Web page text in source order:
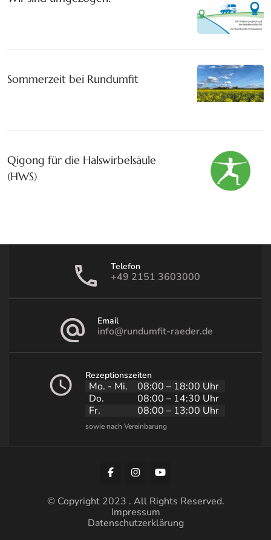
Sommerzeit bei Rundumfit
Qigong für die Halswirbelsäule
(HWS)
Telefon
+49 2151 3603000
Email
info@rundumfit-raeder.de
Rezeptionszeiten
Mo. - Mi.
08:00 – 18:00 Uhr
Do.
08:00 – 14:30 Uhr
Fr.
08:00 – 13:00 Uhr
© Copyright 2023 . All Rights Reserved.
Impressum
Datenschutzerklärung